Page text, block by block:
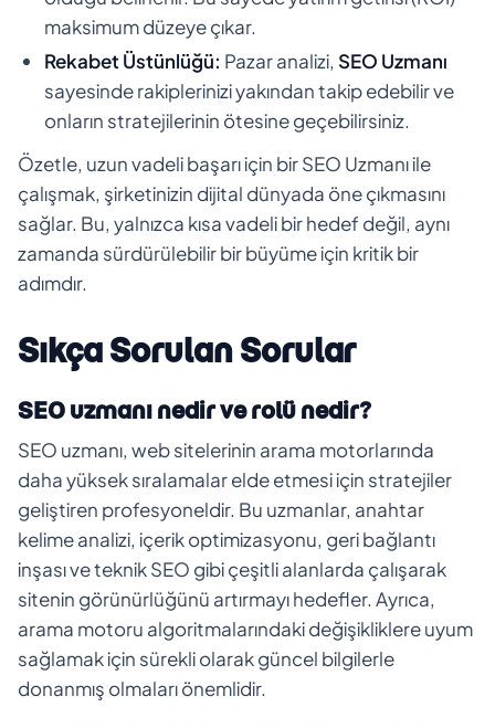
maksimum düzeye çıkar.
Rekabet Üstünlüğü: Pazar analizi, SEO Uzmanı
sayesinde rakiplerinizi yakından takip edebilir ve
onların stratejilerinin ötesine geçebilirsiniz.
Özetle, uzun vadeli başarı için bir SEO Uzmanı ile
çalışmak, şirketinizin dijital dünyada öne çıkmasını
sağlar. Bu, yalnızca kısa vadeli bir hedef değil, aynı
zamanda sürdürülebilir bir büyüme için kritik bir
adımdır.
Sıkça Sorulan Sorular
SEO uzmanı nedir ve rolü nedir?
SEO uzmanı, web sitelerinin arama motorlarında
daha yüksek sıralamalar elde etmesi için stratejiler
geliştiren profesyoneldir. Bu uzmanlar, anahtar
kelime analizi, içerik optimizasyonu, geri bağlantı
inşası ve teknik SEO gibi çeşitli alanlarda çalışarak
sitenin görünürlüğünü artırmayı hedefler. Ayrıca,
arama motoru algoritmalarındaki değişikliklere uyum
sağlamak için sürekli olarak güncel bilgilerle
donanmış olmaları önemlidir.